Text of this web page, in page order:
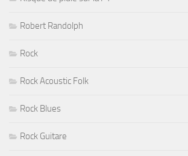
Robert Randolph
Rock
Rock Acoustic Folk
Rock Blues
Rock Guitare